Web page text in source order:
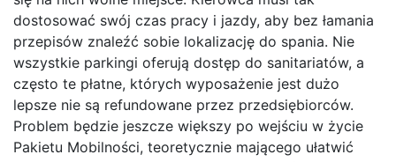
dostosować swój czas pracy i jazdy, aby bez łamania
przepisów znaleźć sobie lokalizację do spania. Nie
wszystkie parkingi oferują dostęp do sanitariatów, a
często te płatne, których wyposażenie jest dużo
lepsze nie są refundowane przez przedsiębiorców.
Problem będzie jeszcze większy po wejściu w życie
Pakietu Mobilności, teoretycznie mającego ułatwić